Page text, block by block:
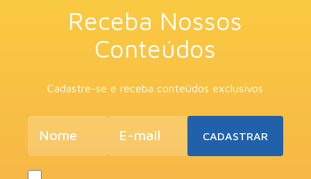
Receba Nossos
Conteúdos
Cadastre-se e receba conteúdos exclusivos